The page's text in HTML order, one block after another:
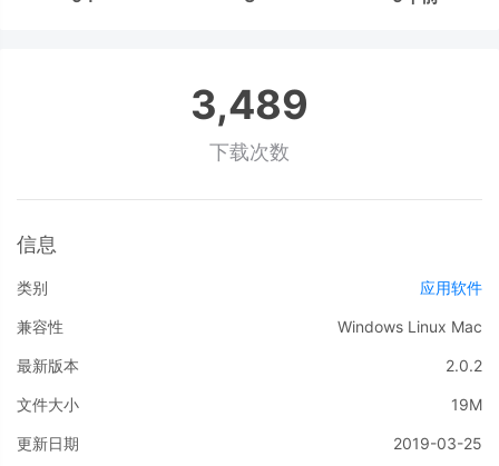
3,489
下载次数
信息
类别 应用软件
兼容性 Windows Linux Mac
最新版本 2.0.2
文件大小 19M
更新日期 2019-03-25